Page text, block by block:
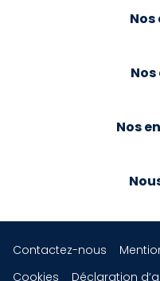
Nos
Contactez-nous
Cookies
Déclaration